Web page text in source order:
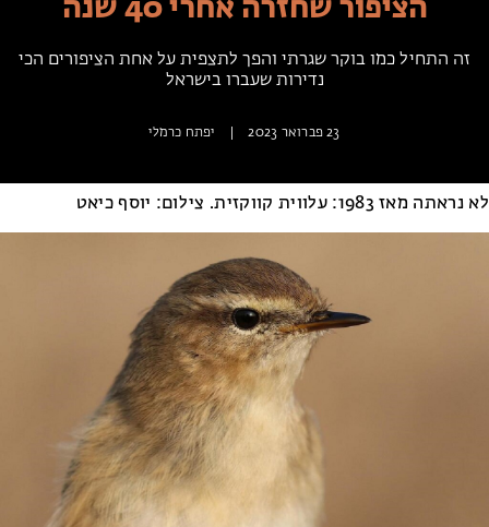
חופשות בבתי ספר שדה
ארץ אהבתי – קבוצות טיולים למבוגרים
הציפור שחזרה אחרי 40 שנה
זה התחיל כמו בוקר שגרתי והפך לתצפית על אחת הציפורים הכי
נדירות שעברו בישראל
23 פברואר 2023 יפתח כרמלי
לא נראתה מאז 1983: עלווית קווקזית. צילום: יוסף כיאט